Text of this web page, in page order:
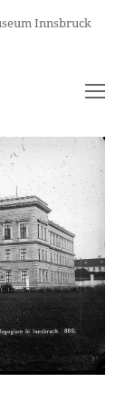
Innsbruck